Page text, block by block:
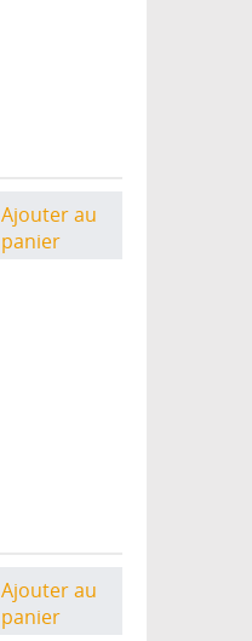
Ajouter au
panier
Ajouter au
panier